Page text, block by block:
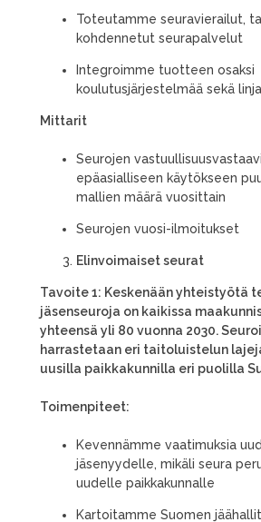
Toteutamme seuravierailut,
kohdennetut seurapalvelut
Integroimme tuotteen osaksi
koulutusjärjestelmää sekä
Mittarit
Seurojen
epäasialliseen käytökseen
mallien määrä vuosittain
Seurojen vuosi-ilmoitukset
Elinvoimaiset seurat
Tavoite 1: Keskenään yhteistyötä
jäsenseuroja on kaikissa
yhteensä yli 80 vuonna 2030.
harrastetaan eri taitoluistelun
uusilla paikkakunnilla eri puolilla
Toimenpiteet:
Kevennämme vaatimuksia
jäsenyydelle, mikäli seura
uudelle paikkakunnalle
Kartoitamme Suomen